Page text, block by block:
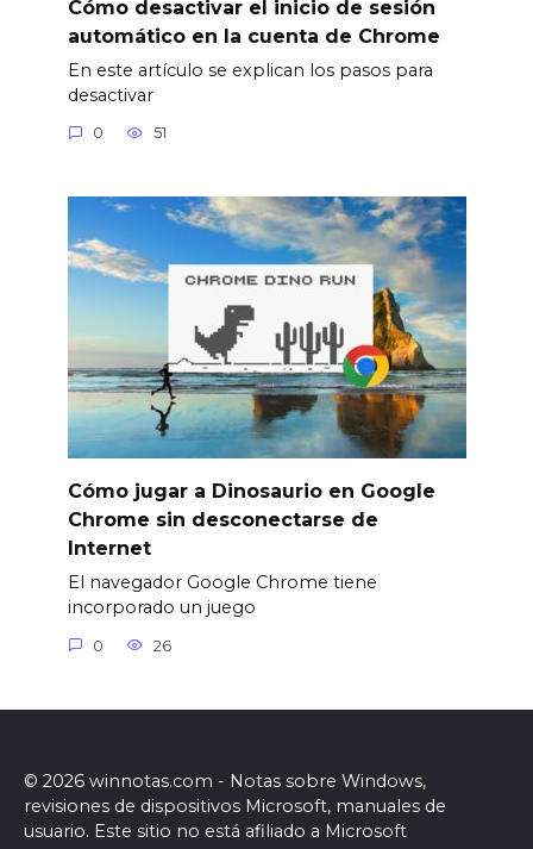
Cómo desactivar el inicio de sesión
automático en la cuenta de Chrome
En este artículo se explican los pasos para
desactivar
0 51
Cómo jugar a Dinosaurio en Google
Chrome sin desconectarse de
Internet
El navegador Google Chrome tiene
incorporado un juego
0 26
© 2026 winnotas.com - Notas sobre Windows,
revisiones de dispositivos Microsoft, manuales de
usuario. Este sitio no está afiliado a Microsoft